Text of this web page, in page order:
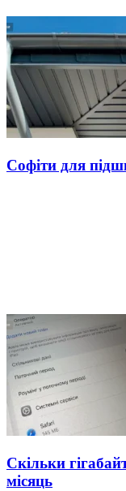
Софіти для
Скільки
місяць